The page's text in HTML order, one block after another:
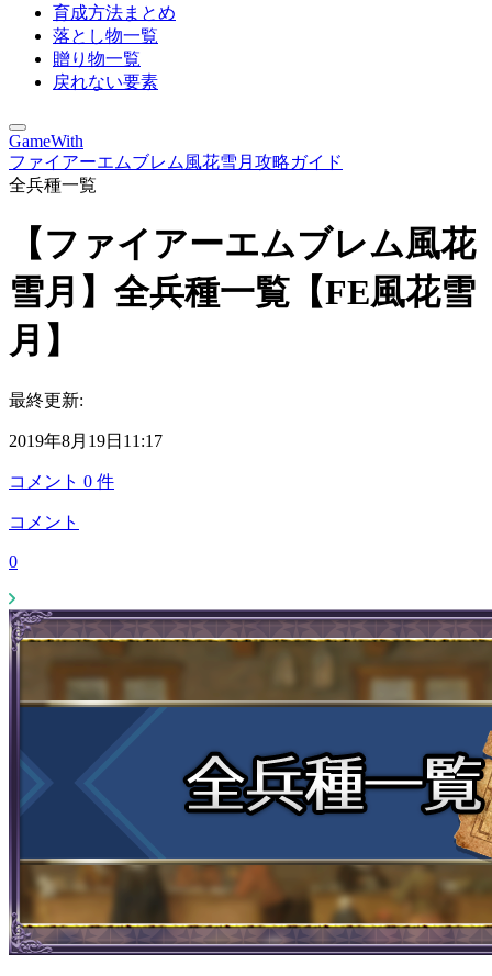
育成方法まとめ
落とし物一覧
贈り物一覧
戻れない要素
GameWith
ファイアーエムブレム風花雪月攻略ガイド
全兵種一覧
【ファイアーエムブレム風花
雪月】全兵種一覧【FE風花雪
月】
最終更新:
2019年8月19日11:17
コメント 0 件
コメント
0